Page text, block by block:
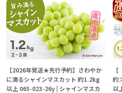
【2026年発送★先行予約】さわやか
に滴るシャインマスカット 約1.2kg
以上 065-023-26y | シャインマスカ
約
以